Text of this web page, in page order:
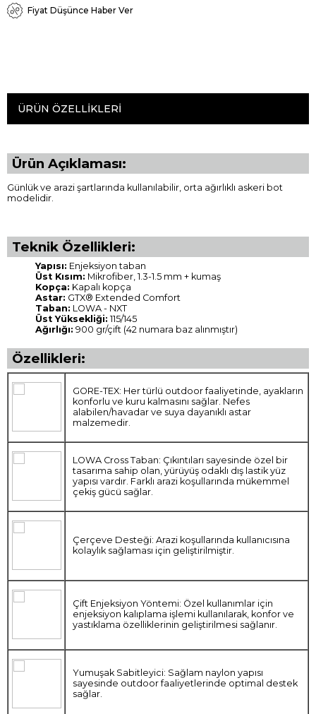
Fiyat Düşünce Haber Ver
ÜRÜN ÖZELLIKLERI
Ürün Açıklaması:
Günlük ve arazi şartlarında kullanılabilir, orta ağırlıklı askeri bot
modelidir.
Teknik Özellikleri:
Yapısı: Enjeksiyon taban
Üst Kısım: Mikrofiber, 1.3-1.5 mm + kumaş
Kopça: Kapalı kopça
Astar: GTX® Extended Comfort
Taban: LOWA - NXT
Üst Yüksekliği: 115/145
Ağırlığı: 900 gr/çift (42 numara baz alınmıştır)
Özellikleri:
GORE-TEX: Her türlü outdoor faaliyetinde, ayakların
konforlu ve kuru kalmasını sağlar. Nefes
alabilen/havadar ve suya dayanıklı astar
malzemedir.
LOWA Cross Taban: Çıkıntıları sayesinde özel bir
tasarıma sahip olan, yürüyüş odaklı dış lastik yüz
yapısı vardır. Farklı arazi koşullarında mükemmel
çekiş gücü sağlar.
Çerçeve Desteği: Arazi koşullarında kullanıcısına
kolaylık sağlaması için geliştirilmiştir.
Çift Enjeksiyon Yöntemi: Özel kullanımlar için
enjeksiyon kalıplama işlemi kullanılarak, konfor ve
yastıklama özelliklerinin geliştirilmesi sağlanır.
Yumuşak Sabitleyici: Sağlam naylon yapısı
sayesinde outdoor faaliyetlerinde optimal destek
sağlar.